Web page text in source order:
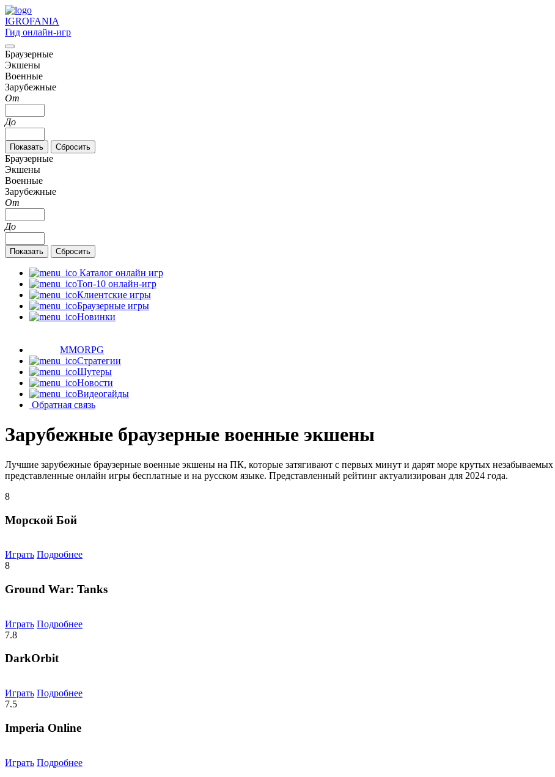
IGROFANIA
Гид онлайн-игр
Браузерные
Экшены
Военные
Зарубежные
От
До
Браузерные
Экшены
Военные
Зарубежные
От
До
Каталог онлайн игр
Топ-10 онлайн-игр
Клиентские игры
Браузерные игры
Новинки
MMORPG
Стратегии
Шутеры
Новости
Видеогайды
Обратная связь
Зарубежные браузерные военные экшены
Лучшие зарубежные браузерные военные экшены на ПК, которые затягивают с первых минут и дарят море крутых
представленные онлайн игры бесплатные и на русском языке. Представленный рейтинг актуализирован для 2024 года.
8
Морской Бой
Играть Подробнее
8
Ground War: Tanks
Играть Подробнее
7.8
DarkOrbit
Играть Подробнее
7.5
Imperia Online
Играть Подробнее